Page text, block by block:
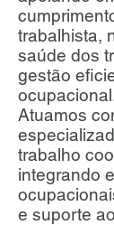
trabalhista,
saúde dos
gestão
Atuamos
trabalho
integrando
e suporte